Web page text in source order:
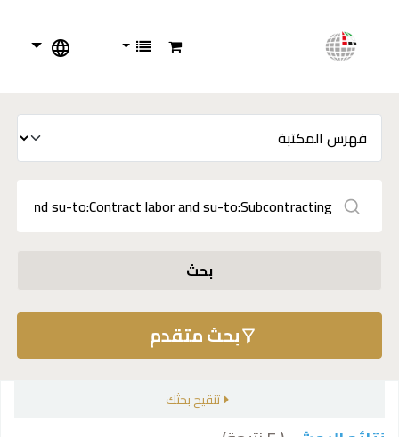
بحث
بحث متقدم
تنقيح بحثك